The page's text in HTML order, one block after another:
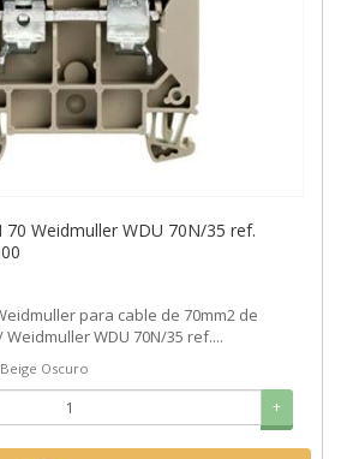
para cable de 70mm2 de
WDU 70N/35 ref....
Beige Oscuro
+